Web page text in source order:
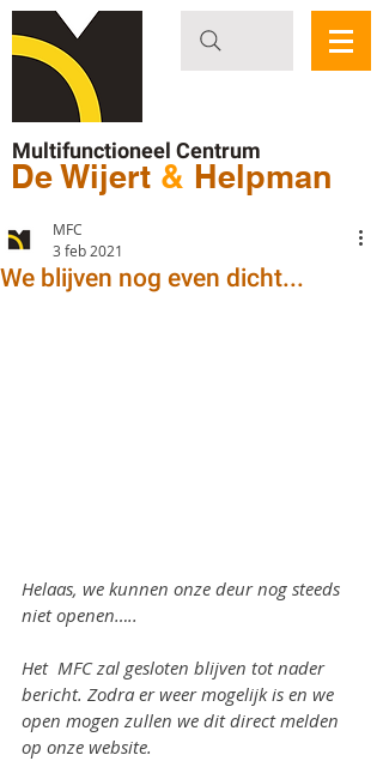
Multifunctioneel Centrum
De Wijert & Helpman
We blijven nog even dicht...
MFC
3 feb 2021
Helaas, we kunnen onze deur nog steeds
niet openen…..
Het  MFC zal gesloten blijven tot nader
bericht. Zodra er weer mogelijk is en we
open mogen zullen we dit direct melden
op onze website.